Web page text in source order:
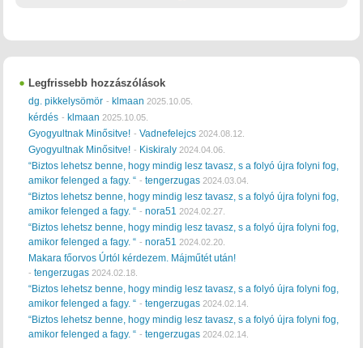
Legfrissebb hozzászólások
dg. pikkelysömör - klmaan 2025.10.05.
kérdés - klmaan 2025.10.05.
Gyogyultnak Minősitve! -Vadnefelejcs 2024.08.12.
Gyogyultnak Minősitve! - Kiskiraly 2024.04.06.
“Biztos lehetsz benne, hogy mindig lesz tavasz, s a folyó újra folyni fog,
amikor felenged a fagy. “ -tengerzugas 2024.03.04.
“Biztos lehetsz benne, hogy mindig lesz tavasz, s a folyó újra folyni fog,
amikor felenged a fagy. “ -nora51 2024.02.27.
“Biztos lehetsz benne, hogy mindig lesz tavasz, s a folyó újra folyni fog,
amikor felenged a fagy. “ -nora51 2024.02.20.
Makara főorvos Úrtól kérdezem. Májműtét után!
-tengerzugas 2024.02.18.
“Biztos lehetsz benne, hogy mindig lesz tavasz, s a folyó újra folyni fog,
amikor felenged a fagy. “ -tengerzugas 2024.02.14.
“Biztos lehetsz benne, hogy mindig lesz tavasz, s a folyó újra folyni fog,
amikor felenged a fagy. “ -tengerzugas 2024.02.14.